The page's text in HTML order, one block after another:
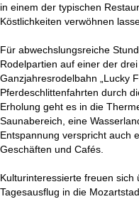
in einem der typischen
Köstlichkeiten verwöhnen
Für abwechslungsreiche
Rodelpartien auf einer der
Ganzjahresrodelbahn „Lucky
Pferdeschlittenfahrten durch
Erholung geht es in die
Saunabereich, eine
Entspannung verspricht auch
Geschäften und Cafés.
Kulturinteressierte freuen
Tagesausflug in die